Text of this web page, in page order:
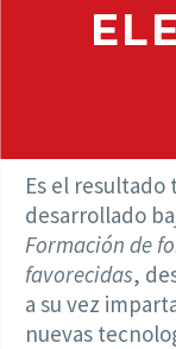
Es el
desarrollado
Formación de
favorecidas,
a su vez
nuevas